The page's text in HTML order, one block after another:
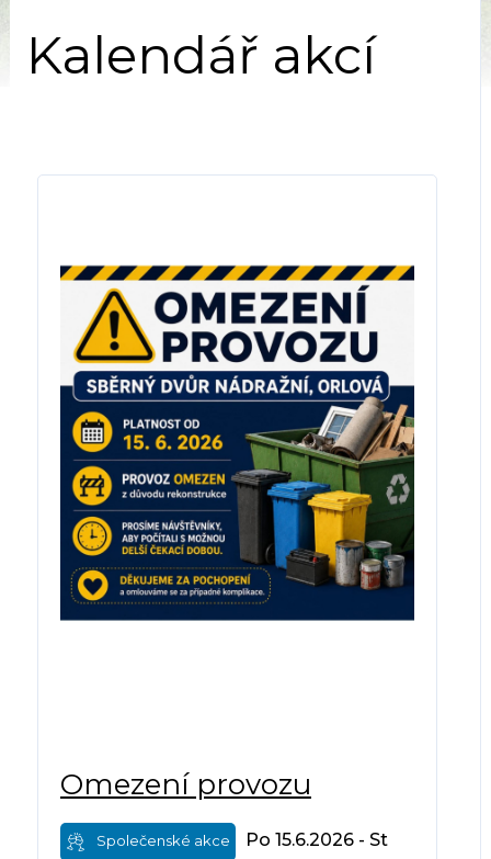
Kalendář akcí
Omezení provozu
Společenské akce
Po 15.6.2026 - St